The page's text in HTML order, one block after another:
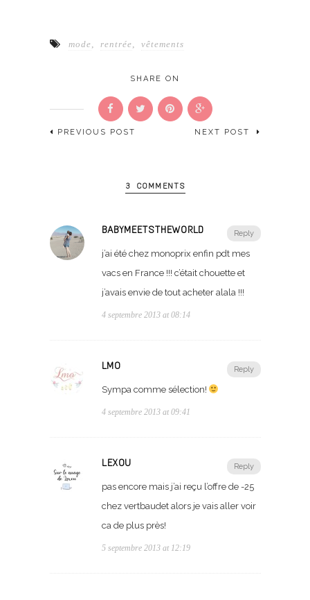
mode rentrée vêtements
SHARE ON
PREVIOUS POST NEXT POST
3 COMMENTS
Reply
BABYMEETSTHEWORLD
j’ai été chez monoprix enfin pdt mes
vacs en France !!! c’était chouette et
j’avais envie de tout acheter alala !!!
4 septembre 2013 at 08:14
Reply
LMO
Sympa comme sélection!
4 septembre 2013 at 09:41
Reply
LEXOU
pas encore mais j’ai reçu l’offre de -25
chez vertbaudet alors je vais aller voir
ca de plus près!
5 septembre 2013 at 12:19